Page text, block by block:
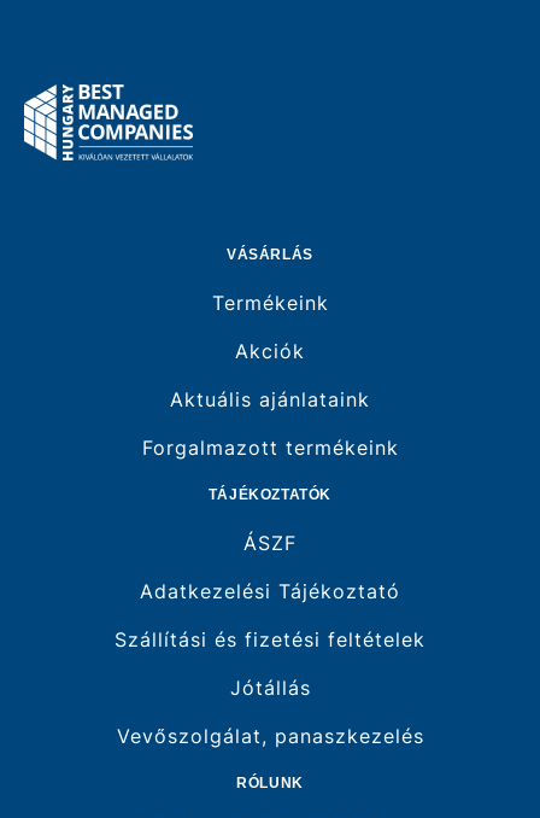
VÁSÁRLÁS
Termékeink
Akciók
Aktuális ajánlataink
Forgalmazott termékeink
TÁJÉKOZTATÓK
ÁSZF
Adatkezelési Tájékoztató
Szállítási és fizetési feltételek
Jótállás
Vevőszolgálat, panaszkezelés
RÓLUNK